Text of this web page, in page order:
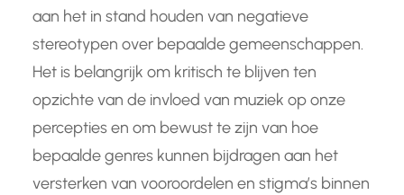
aan het in stand houden van negatieve
stereotypen over bepaalde gemeenschappen.
Het is belangrijk om kritisch te blijven ten
opzichte van de invloed van muziek op onze
percepties en om bewust te zijn van hoe
bepaalde genres kunnen bijdragen aan het
versterken van vooroordelen en stigma’s binnen